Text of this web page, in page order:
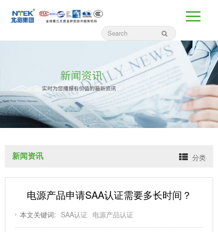
新闻资讯 分类
电源产品申请SAA认证需要多长时间？
本文关键词: SAA认证 电源产品认证